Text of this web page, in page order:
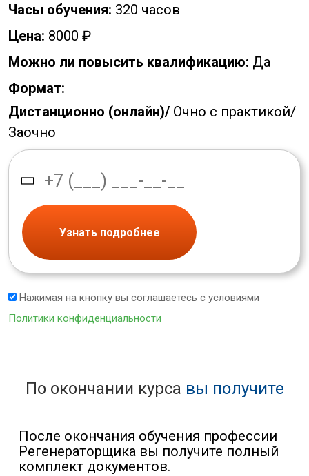
Часы обучения: 320 часов
Цена: 8000 ₽
Можно ли повысить квалификацию: Да
Формат:
Дистанционно (онлайн)/ Очно с практикой/
Заочно
Узнать подробнее
Нажимая на кнопку вы соглашаетесь с условиями
Политики конфиденциальности
По окончании курса вы получите
После окончания обучения профессии
Регенераторщика вы получите полный
комплект документов.